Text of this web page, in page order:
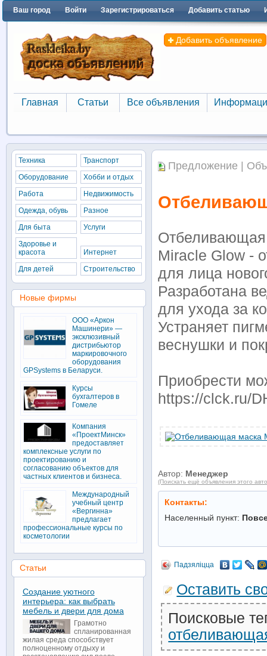
Ваш город Войти Зарегистрироваться Добавить статью
Добавить объявление
Главная
Главная
Статьи
Статьи
Все объявления
Все объявления
Предложение |
Отбеливающая
Miracle Glow -
для лица
Разработана
для ухода за
Устраняет
веснушки и
Приобрести
https://clck.ru/
Автор: Менеджер
(Поискать ещё объявления этого
Контакты:
Населенный пункт:
Падзяліцца
Оставить
Поисковые
Техника
Транспорт
Оборудование
Хобби и отдых
Работа
Недвижимость
Одежда, обувь
Разное
Для быта
Услуги
Здоровье и
красота
Интернет
Для детей
Строительство
Новые фирмы
ООО «Аркон
Машинери» —
эксклюзивный
дистрибьютор
маркировочного
оборудования
GPSystems в Беларуси.
Курсы
бухгалтеров в
Гомеле
Компания
«ПроектМинск»
предоставляет
комплексные услуги по
проектированию и
согласованию объектов для
частных клиентов и бизнеса.
Международный
учебный центр
«Вергинна»
предлагает
профессиональные курсы по
косметологии
Статьи
Создание уютного
интерьера: как выбрать
мебель и двери для дома
Грамотно
спланированная
жилая среда способствует
полноценному отдыху и